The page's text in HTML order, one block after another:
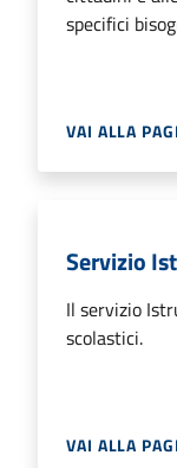
specifici
VAI ALLA
Servizio
Il servizio
scolastici.
VAI ALLA